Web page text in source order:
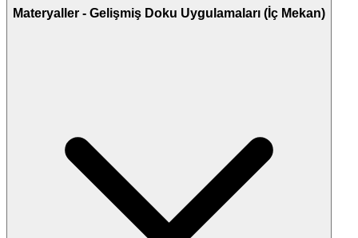
Materyaller - Gelişmiş Doku Uygulamaları (İç Mekan)